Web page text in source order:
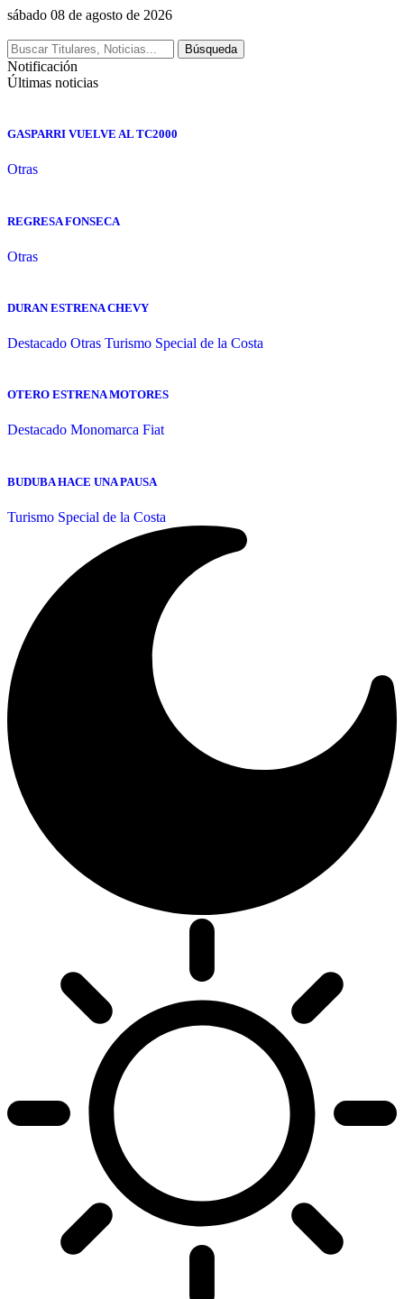
sábado 08 de agosto de 2026
Notificación
Últimas noticias
GASPARRI VUELVE AL TC2000
Otras
REGRESA FONSECA
Otras
DURAN ESTRENA CHEVY
Destacado Otras Turismo Special de la Costa
OTERO ESTRENA MOTORES
Destacado Monomarca Fiat
BUDUBA HACE UNA PAUSA
Turismo Special de la Costa